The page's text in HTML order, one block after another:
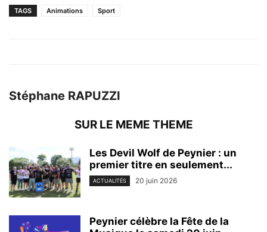
TAGS Animations Sport
Stéphane RAPUZZI
SUR LE MEME THEME
Les Devil Wolf de Peynier : un
premier titre en seulement...
ACTUALITÉS 20 juin 2026
Peynier célèbre la Fête de la